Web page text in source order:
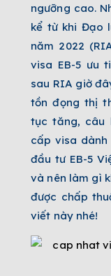
ngưỡng cao.
kể từ khi Đạo
năm 2022
visa EB-5 ưu
sau RIA giờ
tồn đọng thị
tục tăng, câu
cấp visa
đầu tư EB-5
và nên làm gì
được chấp
viết này nhé!